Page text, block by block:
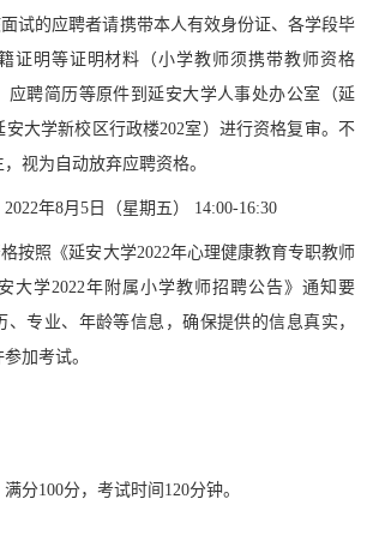
试的应聘者请携带本人有效身份证、各学段毕
证明等证明材料（小学教师须携带教师资格
应聘简历等原件到延安大学人事处办公室（延
安大学新校区行政楼202室）进行资格复审。不
视为自动放弃应聘资格。
2022年8月5日（星期五） 14:00-16:30
按照《延安大学2022年心理健康教育专职教师
大学2022年附属小学教师招聘公告》通知要
、专业、年龄等信息，确保提供的信息真实，
加考试。
满分100分，考试时间120分钟。